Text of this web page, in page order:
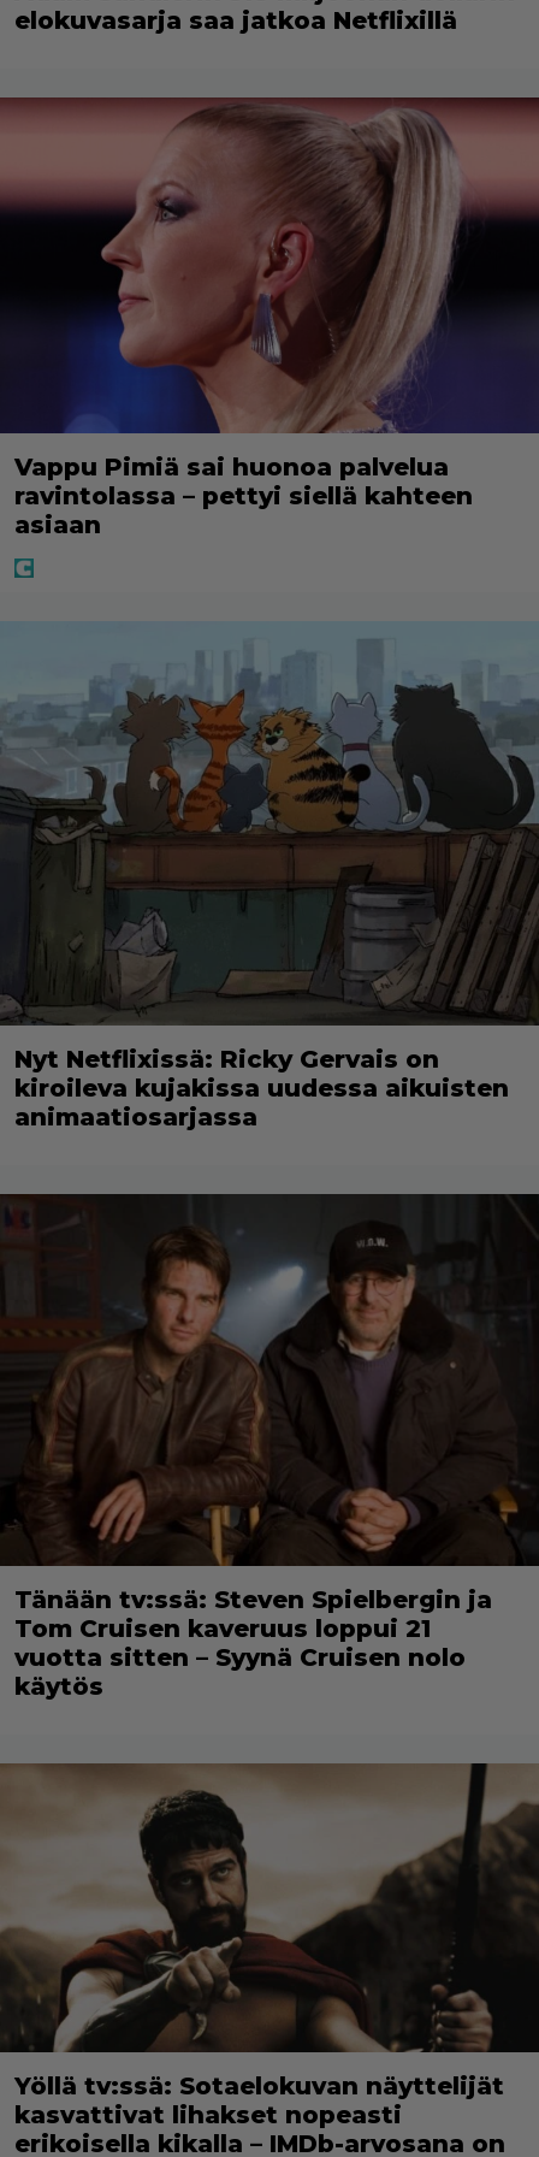
elokuvasarja saa jatkoa Netflixillä
Vappu Pimiä sai huonoa palvelua
ravintolassa – pettyi siellä kahteen
asiaan
Nyt Netflixissä: Ricky Gervais on
kiroileva kujakissa uudessa aikuisten
animaatiosarjassa
Tänään tv:ssä: Steven Spielbergin ja
Tom Cruisen kaveruus loppui 21
vuotta sitten – Syynä Cruisen nolo
käytös
Yöllä tv:ssä: Sotaelokuvan näyttelijät
kasvattivat lihakset nopeasti
erikoisella kikalla – IMDb-arvosana on